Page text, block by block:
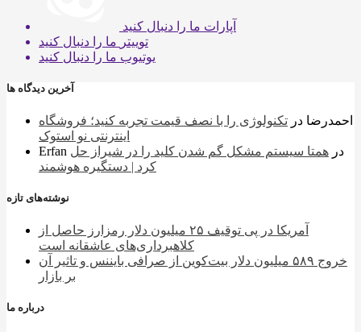
آپارات ما را دنبال کنید
توییتر ما را دنبال کنید
یوتیوب ما را دنبال کنید
آخرین دیدگاه ها
احمدرضا در تکنولوژی را با نصف قیمت تجربه کنید؛ فروشگاه
اینترنتی نو استوک
Erfan
در همتا سیستم مشکل گم شدن کلید را در شیراز حل
کرد | دستگیره هوشمند
نوشته‌های تازه
آمریکا در پی توقیف ۲۵ میلیون دلار رمزارز حاصل از
کلاهبرداری‌های عاشقانه است
خروج ۵۸۹ میلیون دلار بیت‌کوین از صرافی بایننس و تاثیر آن
بر بازار
درباره ما